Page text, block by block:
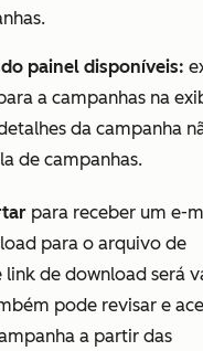
painel disponíveis:
a campanhas na
da campanha
de campanhas.
para receber um e-
para o arquivo de
link de download será
pode revisar e
a partir das